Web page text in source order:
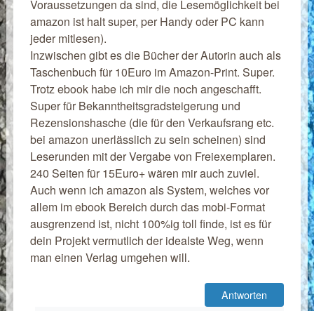
Voraussetzungen da sind, die Lesemöglichkeit bei
amazon ist halt super, per Handy oder PC kann
jeder mitlesen).
Inzwischen gibt es die Bücher der Autorin auch als
Taschenbuch für 10Euro im Amazon-Print. Super.
Trotz ebook habe ich mir die noch angeschafft.
Super für Bekanntheitsgradsteigerung und
Rezensionshasche (die für den Verkaufsrang etc.
bei amazon unerlässlich zu sein scheinen) sind
Leserunden mit der Vergabe von Freiexemplaren.
240 Seiten für 15Euro+ wären mir auch zuviel.
Auch wenn ich amazon als System, welches vor
allem im ebook Bereich durch das mobi-Format
ausgrenzend ist, nicht 100%ig toll finde, ist es für
dein Projekt vermutlich der idealste Weg, wenn
man einen Verlag umgehen will.
Antworten